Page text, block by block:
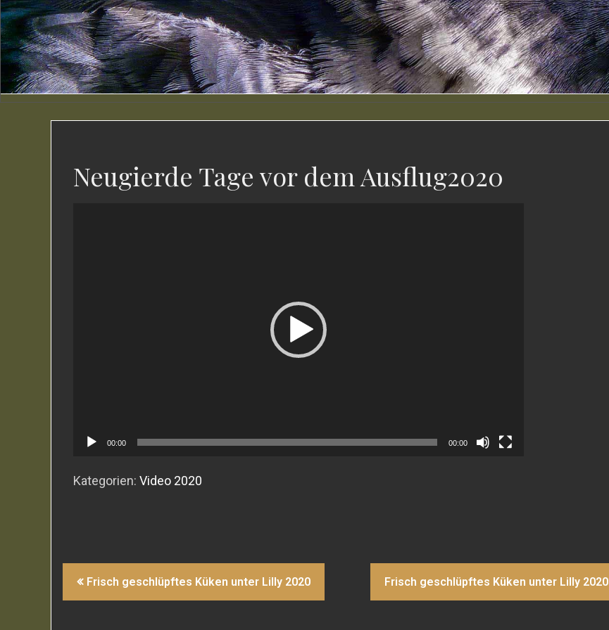
Neugierde Tage vor dem Ausflug2020
00:00 00:00
Kategorien: Video 2020
Beitragsnavigation
Frisch geschlüpftes Küken unter Lilly 2020 Frisch geschlüpftes Küken unter Lilly 2020